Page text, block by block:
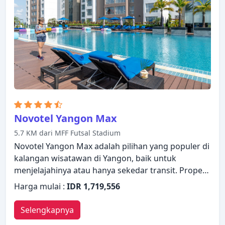
rak pakaian. Akses ke pusat kebugaran, sauna,
kolam renang luar ruangan, kolam renang dalam
ruangan, spa di properti ini akan meningkatkan
kepuasan menginap Anda. Dengan layanan handal
dan staf profesional, Lotte Hotels & Resorts Yangon
memenuhi kebutuhan Anda.
Novotel Yangon Max
5.7 KM dari MFF Futsal Stadium
Novotel Yangon Max adalah pilihan yang populer di
kalangan wisatawan di Yangon, baik untuk
menjelajahinya atau hanya sekedar transit. Properti
ini menawarkan berbagai fasilitas untuk
memastikan Anda mendapatkan pengalaman yang
luar biasa. Semua fasilitas yang diperlukan,
termasuk layanan kamar 24 jam, WiFi gratis di
Harga mulai : IDR 1,719,556
Selengkapnya